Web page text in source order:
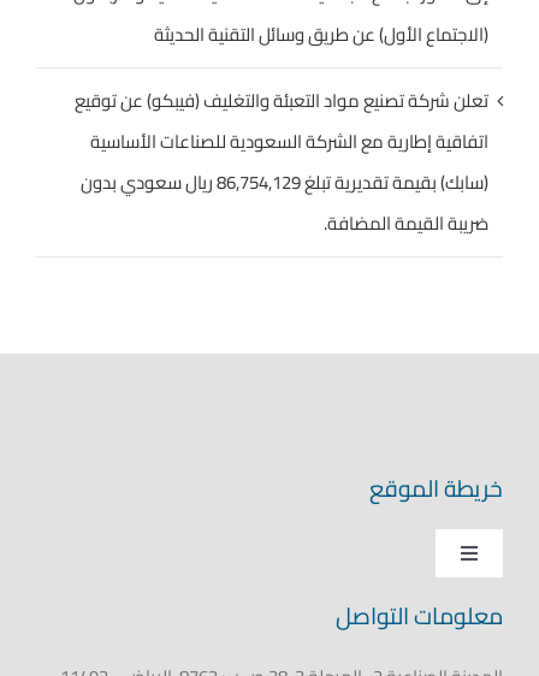
(الاجتماع الأول) عن طريق وسائل التقنية الحديثة
تعلن شركة تصنيع مواد التعبئة والتغليف (فيبكو) عن توقيع
اتفاقية إطارية مع الشركة السعودية للصناعات الأساسية
(سابك) بقيمة تقديرية تبلغ 86,754,129 ريال سعودي بدون
ضريبة القيمة المضافة.
خريطة الموقع
Toggle
Navigation
معلومات التواصل